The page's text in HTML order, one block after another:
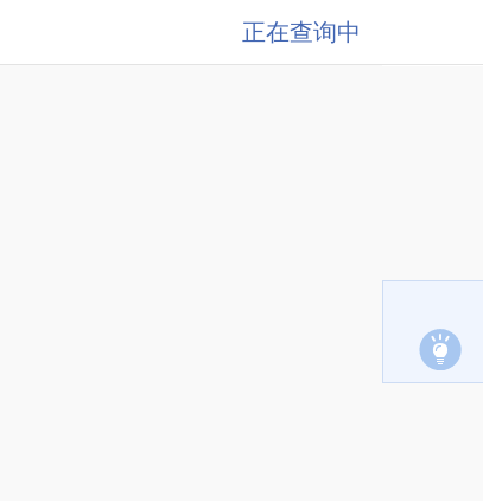
正在查询中